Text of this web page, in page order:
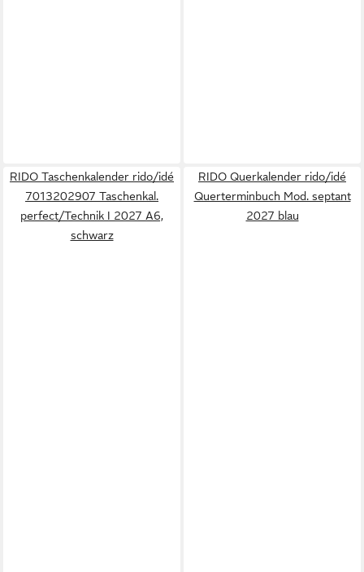
RIDO Taschenkalender rido/idé
7013202907 Taschenkal.
perfect/Technik I 2027 A6,
schwarz
RIDO Querkalender rido/idé
Querterminbuch Mod. septant
2027 blau